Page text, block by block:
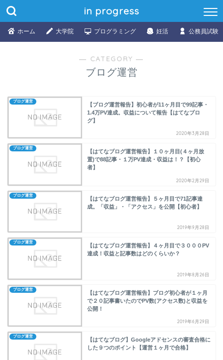
in progress
ホーム 大学院 プログラミング 妊活 公務員試験
― CATEGORY ―
ブログ運営
ブログ運営
【ブログ運営報告】初心者が11ヶ月目で99記事・
1.4万PV達成。収益について報告【はてなブロ
グ】
2020年3月28日
ブログ運営
【はてなブログ運営報告】１０ヶ月目(４ヶ月放
置)で88記事・１万PV達成・収益は！？【初心
者】
2020年2月29日
ブログ運営
【はてなブログ運営報告】５ヶ月目で71記事達
成。「収益」・「アクセス」を公開【初心者】
2019年9月28日
ブログ運営
【はてなブログ運営報告】４ヶ月目で３０００PV
達成！収益と記事数はどのくらいか？
2019年8月26日
ブログ運営
【はてなブログ運営報告】ブログ初心者が１ヶ月
で２０記事書いたのでPV数(アクセス数)と収益を
公開！
2019年6月29日
ブログ運営
【はてなブログ】Googleアドセンスの審査合格に
した９つのポイント【運営１ヶ月で合格】